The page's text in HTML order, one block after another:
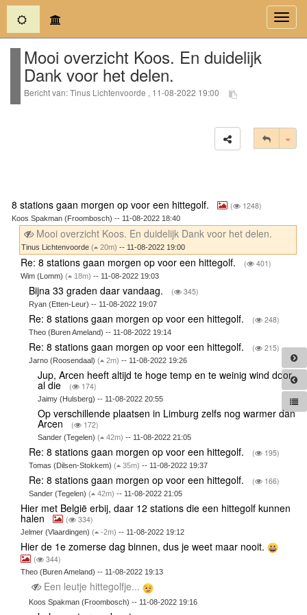
(current)
Mooi overzicht Koos. En duidelijk
Dank voor het delen.
Bericht van: Tinus Lichtenvoorde , 11-08-2022 19:00
8 stations gaan morgen op voor een hittegolf. ( 1248)
Koos Spakman (Froombosch) -- 11-08-2022 18:40
Mooi overzicht Koos. En duidelijk Dank voor het delen.
Tinus Lichtenvoorde ( 20m) -- 11-08-2022 19:00
Re: 8 stations gaan morgen op voor een hittegolf. ( 401)
Wim (Lomm) ( 18m) -- 11-08-2022 19:03
Bijna 33 graden daar vandaag. ( 345)
Ryan (Etten-Leur) -- 11-08-2022 19:07
Re: 8 stations gaan morgen op voor een hittegolf. ( 248)
Theo (Buren Ameland) -- 11-08-2022 19:14
Re: 8 stations gaan morgen op voor een hittegolf. ( 215)
Jarno (Roosendaal)( 2m) -- 11-08-2022 19:26
Jup, Arcen heeft altijd te hoge temp en te weinig wind door
al die ( 174)
Jaimy (Hulsberg) -- 11-08-2022 20:55
Op verschillende plaatsen in Limburg zelfs nog warmer dan
Arcen ( 172)
Sander (Tegelen) ( 42m) -- 11-08-2022 21:05
Re: 8 stations gaan morgen op voor een hittegolf. ( 195)
Tomas (Dilsen-Stokkem)( 35m) -- 11-08-2022 19:37
Re: 8 stations gaan morgen op voor een hittegolf. ( 166)
Sander (Tegelen)( 42m) -- 11-08-2022 21:05
Hier met België erbij, daar 12 stations die een hittegolf kunnen
halen ( 334)
Jelmer (Vlaardingen) ( -2m) -- 11-08-2022 19:12
Hier de 1e zomerse dag binnen, dus je weet maar nooit.
( 344)
Theo (Buren Ameland) -- 11-08-2022 19:13
Een leutje hittegolfje...
Koos Spakman (Froombosch) -- 11-08-2022 19:16